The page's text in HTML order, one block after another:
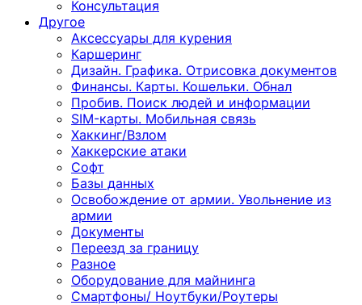
Консультация
Другoе
Аксессуары для курения
Каршеринг
Дизайн. Графика. Отрисовка документов
Финансы. Карты. Кошельки. Обнал
Пробив. Поиск людей и информации
SIM-карты. Мобильная связь
Хаккинг/Взлом
Хаккерские атаки
Софт
Базы данных
Освобождение от армии. Увольнение из
армии
Документы
Переезд за границу
Разное
Оборудование для майнинга
Смартфоны/ Ноутбуки/Роутеры